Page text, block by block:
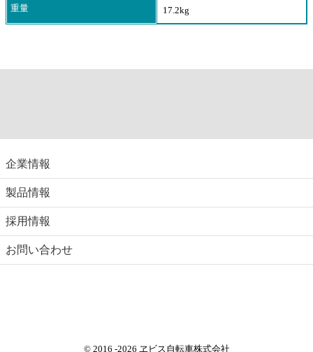
重量 17.2kg
企業情報
製品情報
採用情報
お問い合わせ
© 2016 -2026 ヱビス自転車株式会社